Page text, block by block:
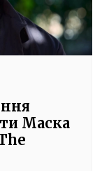
Маска